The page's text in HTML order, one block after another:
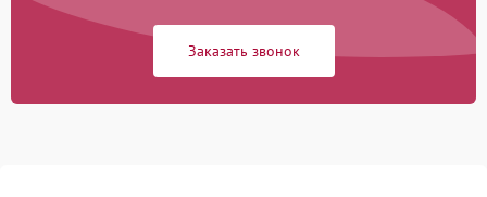
Заказать звонок